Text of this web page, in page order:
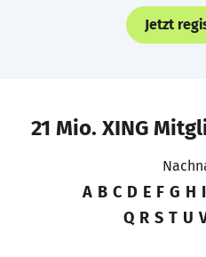
Jetzt
21 Mio. XING
A B C D E F G H I
Q R S T U